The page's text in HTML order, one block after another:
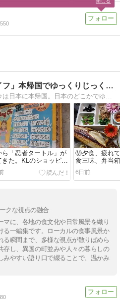
550
「第3の人生スローライフ」本帰国でゆっくりじっくり玉手箱
マレーシアに移り住んで、今は日本に本帰国。日本のどこかでゆっくりじっくり玉手箱、マレーシアが2番なら逆移住は第3のスローライフ人生。
ら「忍者タートル」が
きた。KLのショッピン
ールの面白さ。
Ⓜ夕食、疲れ
食三昧、弁当
切り付き弁当
す。
6日前
クな視点の融合
に、各地の食文化や日常風景を織り
る一編集です。ローカルの食事風景か
る瞬間まで、多様な視点が散りばめら
存し、異国の町並みや人々の暮らしの
みやすい語り口で綴ることで、温かみ